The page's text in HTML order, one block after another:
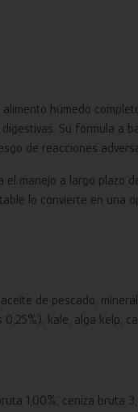
alimento húmedo
Su fórmula a
de reacciones
manejo a largo plazo
lo convierte en una
de pescado,
kale, alga kelp,
1,00%, ceniza bruta